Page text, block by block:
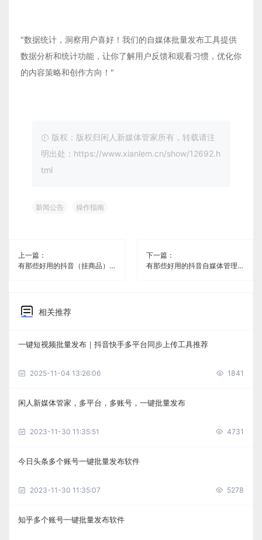
"数据统计，洞察用户喜好！我们的自媒体批量发布工具提供
数据分析和统计功能，让你了解用户反馈和观看习惯，优化你
的内容策略和创作方向！"
版权：版权归闲人新媒体管家所有，转载请注
明出处：https://www.xianlem.cn/show/12692.h
tml
新闻公告 操作指南
上一篇：
有那些好用的抖音（挂商品）自媒体管理软件《闲人新媒体管家》
下一篇：
有那些好用的抖音自媒体管理软件《闲人新媒体管家》
相关推荐
一键短视频批量发布｜抖音快手多平台同步上传工具推荐
2025-11-04 13:26:06 1841
闲人新媒体管家，多平台，多账号，一键批量发布
2023-11-30 11:35:51 4731
今日头条多个账号一键批量发布软件
2023-11-30 11:35:07 5278
知乎多个账号一键批量发布软件